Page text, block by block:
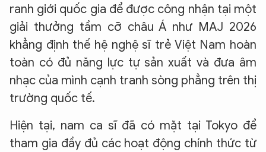
ranh giới quốc gia để được công nhận tại một
giải thưởng tầm cỡ châu Á như MAJ 2026
khẳng định thế hệ nghệ sĩ trẻ Việt Nam hoàn
toàn có đủ năng lực tự sản xuất và đưa âm
nhạc của mình cạnh tranh sòng phẳng trên thị
trường quốc tế.
Hiện tại, nam ca sĩ đã có mặt tại Tokyo để
tham gia đầy đủ các hoạt động chính thức từ